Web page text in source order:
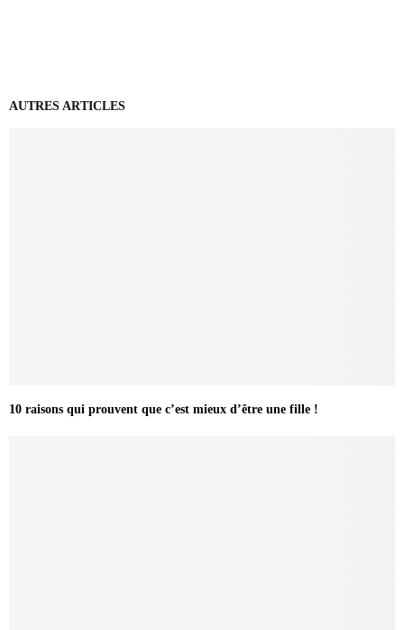
AUTRES ARTICLES
10 raisons qui prouvent que c’est mieux d’être une fille !